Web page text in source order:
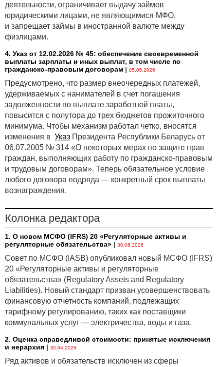
деятельности, ограничивает выдачу займов
юридическими лицами, не являющимися МФО,
и запрещает займы в иностранной валюте между
физлицами.
4. Указ от 12.02.2026 № 45: обеспечение своевременной
выплаты зарплаты и иных выплат, в том числе по
гражданско-правовым договорам | 05.05.2026
Предусмотрено, что размер внеочередных платежей,
удерживаемых с нанимателей в счет погашения
задолженности по выплате заработной платы,
повысится с полутора до трех бюджетов прожиточного
минимума. Чтобы механизм работал четко, вносятся
изменения в Указ Президента Республики Беларусь от
06.07.2005 № 314 «О некоторых мерах по защите прав
граждан, выполняющих работу по гражданско-правовым
и трудовым договорам». Теперь обязательное условие
любого договора подряда — конкретный срок выплаты
вознаграждения.
Колонка редактора
1. О новом МСФО (IFRS) 20 «Регуляторные активы и
регуляторные обязательства» | 30.06.2026
Совет по МСФО (IASB) опубликовал новый МСФО (IFRS)
20 «Регуляторные активы и регуляторные
обязательства» (Regulatory Assets and Regulatory
Liabilities). Новый стандарт призван усовершенствовать
финансовую отчетность компаний, подлежащих
тарифному регулированию, таких как поставщики
коммунальных услуг — электричества, воды и газа.
2. Оценка справедливой стоимости: принятые исключения
и иерархия | 30.04.2026
Ряд активов и обязательств исключен из сферы